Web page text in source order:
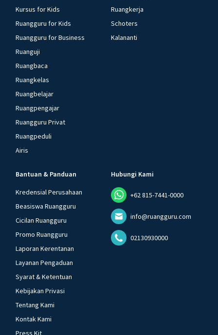
Kursus for Kids
Ruangguru for Kids
Ruangguru for Business
Ruanguji
Ruangbaca
Ruangkelas
Ruangbelajar
Ruangpengajar
Ruangguru Privat
Ruangpeduli
Airis
Ruangkerja
Schoters
Kalananti
Bantuan & Panduan
Kredensial Perusahaan
Beasiswa Ruangguru
Cicilan Ruangguru
Promo Ruangguru
Laporan Kerentanan
Layanan Pengaduan
Syarat & Ketentuan
Kebijakan Privasi
Tentang Kami
Kontak Kami
Press Kit
Hubungi Kami
+62 815-7441-0000
info@ruangguru.com
02130930000